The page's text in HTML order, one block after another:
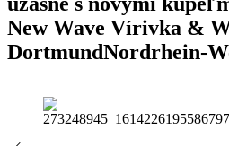
New Wave Vírivka &
DortmundNordrhein-